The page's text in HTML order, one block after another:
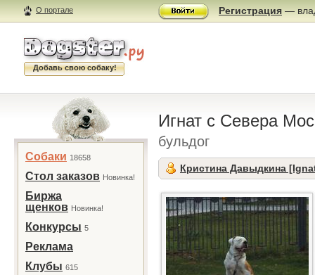
О портале Регистрация —
Добавь свою собаку!
Собаки 18658
Стол заказов Новинка!
Биржа
щенков Новинка!
Конкурсы 5
Реклама
Клубы 615
Игнат с Севера
бульдог
Кристина Давыдкина